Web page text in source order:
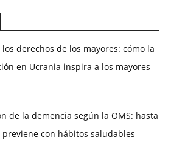
derechos de los mayores: cómo la
en Ucrania inspira a los mayores
de la demencia según la OMS: hasta
previene con hábitos saludables